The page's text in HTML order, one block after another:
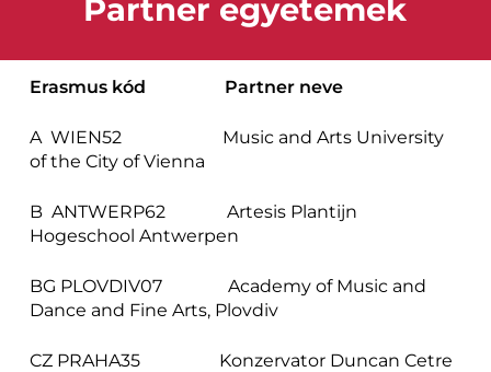
Partner egyetemek
Erasmus kód Partner neve
A WIEN52 Music and Arts University
of the City of Vienna
B ANTWERP62 Artesis Plantijn
Hogeschool Antwerpen
BG PLOVDIV07 Academy of Music and
Dance and Fine Arts, Plovdiv
CZ PRAHA35 Konzervator Duncan Cetre